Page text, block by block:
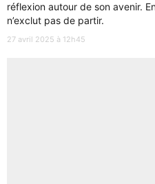
réflexion autour de son avenir.
n’exclut pas de partir.
27 avril 2025 à 12h45